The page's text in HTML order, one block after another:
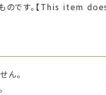
ものです。【This item
ん。